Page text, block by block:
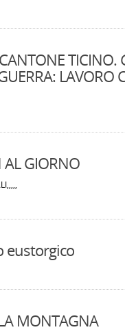
TICINO.
GIORNO
eustorgico
MONTAGNA